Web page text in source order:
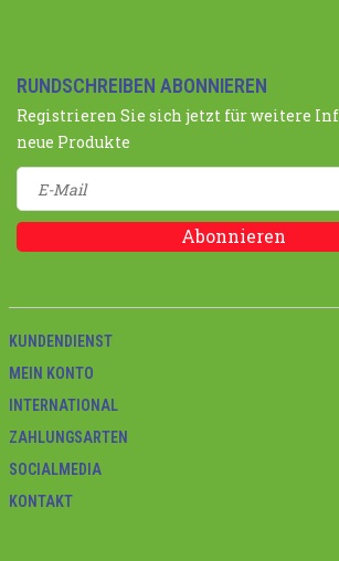
RUNDSCHREIBEN ABONNIEREN
Registrieren Sie sich jetzt für weitere
neue Produkte
Abonnieren
KUNDENDIENST
MEIN KONTO
INTERNATIONAL
ZAHLUNGSARTEN
SOCIALMEDIA
KONTAKT